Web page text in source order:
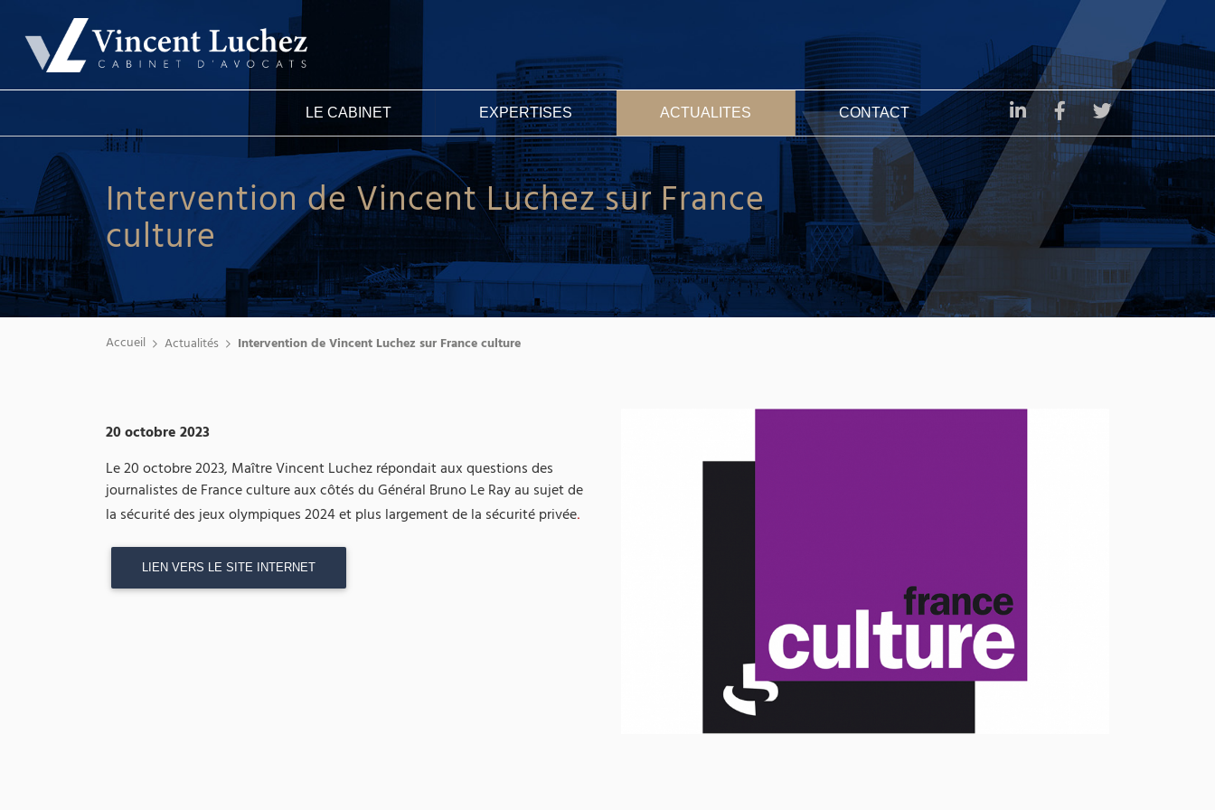
LE CABINET EXPERTISES ACTUALITES CONTACT
Intervention de Vincent Luchez sur France
culture
Accueil Actualités Intervention de Vincent Luchez sur France culture
20 octobre 2023
Le 20 octobre 2023, Maître Vincent Luchez répondait aux questions des
journalistes de France culture aux côtés du Général Bruno Le Ray au sujet de
la sécurité des jeux olympiques 2024 et plus largement de la sécurité privée.
LIEN VERS LE SITE INTERNET